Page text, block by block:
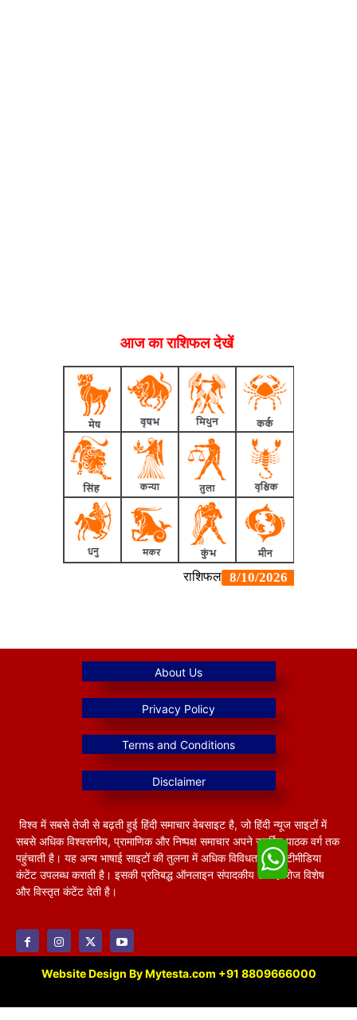
आज का राशिफल देखें
विश्व में सबसे तेजी से बढ़ती हुई हिंदी समाचार वेबसाइट है, जो हिंदी न्यूज साइटों में
सबसे अधिक विश्वसनीय, प्रामाणिक और निष्पक्ष समाचार अपने समर्पित पाठक वर्ग तक
पहुंचाती है। यह अन्य भाषाई साइटों की तुलना में अधिक विविधतापूर्ण मल्टीमीडिया
कंटेंट उपलब्ध कराती है। इसकी प्रतिबद्ध ऑनलाइन संपादकीय टीम हररोज विशेष
और विस्तृत कंटेंट देती है।
Website Design By Mytesta.com +91 8809666000